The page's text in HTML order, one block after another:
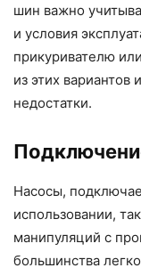
шин важно
и условия
прикуривателю
из этих
недостатки.
Насосы,
использовании,
манипуляций с
большинства